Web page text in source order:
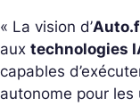
« La vision d’
aux technologies
capables
autonome pour